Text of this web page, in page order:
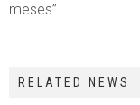
meses”.
RELATED NEWS